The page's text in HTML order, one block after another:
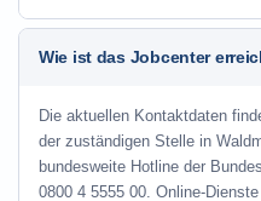
Wie ist das Jobcenter
Die aktuellen Kontaktdaten
der zuständigen Stelle in
bundesweite Hotline der
0800 4 5555 00. Online-